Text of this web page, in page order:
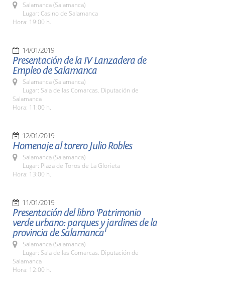
Salamanca (Salamanca)
Lugar: Casino de Salamanca
Hora: 19:00 h.
14/01/2019
Presentación de la IV Lanzadera de
Empleo de Salamanca
Salamanca (Salamanca)
Lugar: Sala de las Comarcas. Diputación de
Salamanca
Hora: 11:00 h.
12/01/2019
Homenaje al torero Julio Robles
Salamanca (Salamanca)
Lugar: Plaza de Toros de La Glorieta
Hora: 13:00 h.
11/01/2019
Presentación del libro 'Patrimonio
verde urbano: parques y jardines de la
provincia de Salamanca'
Salamanca (Salamanca)
Lugar: Sala de las Comarcas. Diputación de
Salamanca
Hora: 12:00 h.